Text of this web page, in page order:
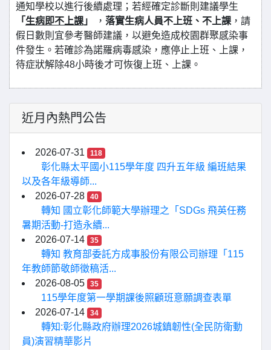
通知學校以進行後續處理；若經確定診斷則建議學生
「生病即不上課 」 ， 落實生病人員不上班、不上課 ，請
假日數則宜參考醫師建議，以避免造成校園群聚感染事
件發生。若確診為諾羅病毒感染，應停止上班、上課，
待症狀解除48小時後才可恢復上班、上課。
近月內熱門公告
2026-07-31 118
彰化縣太平國小115學年度 四升五年級 編班結果
以及各年級導師...
2026-07-28
40
轉知 國立彰化師範大學辦理之「SDGs 飛英任務
暑期活動-打造永續...
2026-07-14
35
轉知 教育部委託方成事股份有限公司辦理「115
年教師節敬師徵稿活...
2026-08-05
35
115學年度第一學期課後照顧班意願調查表單
2026-07-14
34
轉知:彰化縣政府辦理2026城鎮韌性(全民防衛動
員)演習精華影片